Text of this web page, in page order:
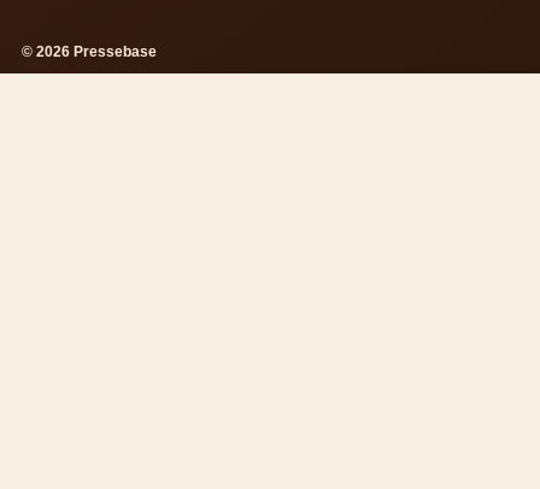
© 2026 Pressebase